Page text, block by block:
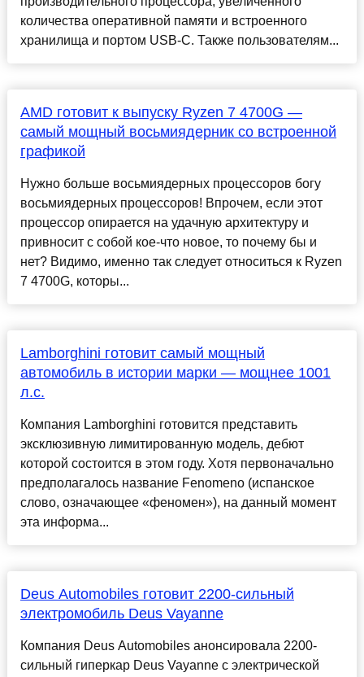
количества оперативной памяти и встроенного
хранилища и портом USB-C. Также пользователям...
AMD готовит к выпуску Ryzen 7 4700G —
самый мощный восьмиядерник со встроенной
графикой
Нужно больше восьмиядерных процессоров богу
восьмиядерных процессоров! Впрочем, если этот
процессор опирается на удачную архитектуру и
привносит с собой кое-что новое, то почему бы и
нет? Видимо, именно так следует относиться к Ryzen
7 4700G, которы...
Lamborghini готовит самый мощный
автомобиль в истории марки — мощнее 1001
л.с.
Компания Lamborghini готовится представить
эксклюзивную лимитированную модель, дебют
которой состоится в этом году. Хотя первоначально
предполагалось название Fenomeno (испанское
слово, означающее «феномен»), на данный момент
эта информа...
Deus Automobiles готовит 2200-сильный
электромобиль Deus Vayanne
Компания Deus Automobiles анонсировала 2200-
сильный гиперкар Deus Vayanne с электрической